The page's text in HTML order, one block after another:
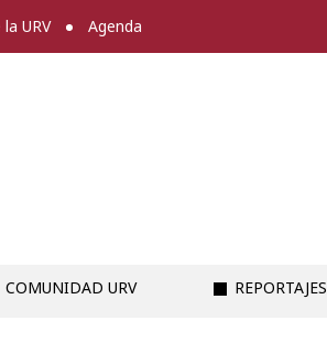
URV Agenda
COMUNIDAD URV REPORTAJES